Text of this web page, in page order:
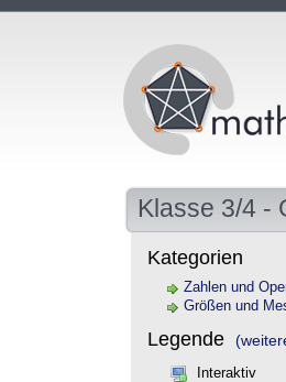
Klasse 3/4 -
Kategorien
Zahlen und
Größen und
Legende
Interaktiv